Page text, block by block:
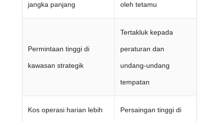
jangka panjang oleh tetamu
Permintaan tinggi di
kawasan strategik
Tertakluk kepada
peraturan dan
undang-undang
tempatan
Kos operasi harian lebih Persaingan tinggi di